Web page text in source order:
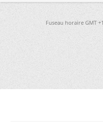
Fuseau horaire GMT